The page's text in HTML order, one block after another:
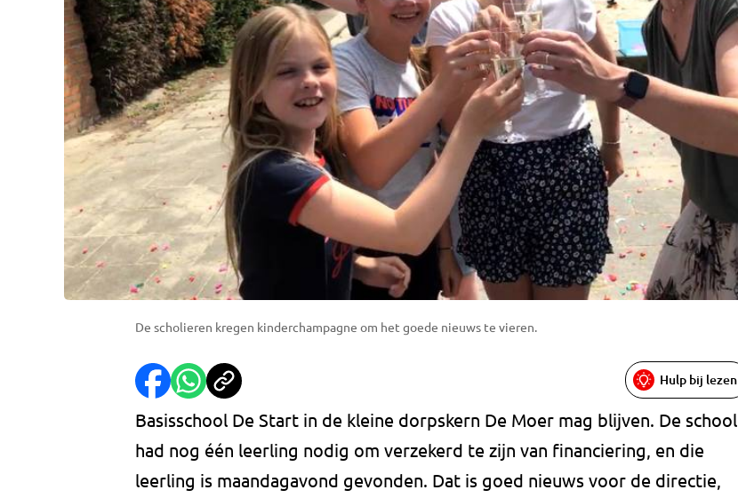
De scholieren kregen kinderchampagne om het goede nieuws te vieren.
Hulp bij lezen
Basisschool De Start in de kleine dorpskern De Moer mag blijven. De school
had nog één leerling nodig om verzekerd te zijn van financiering, en die
leerling is maandagavond gevonden. Dat is goed nieuws voor de directie,